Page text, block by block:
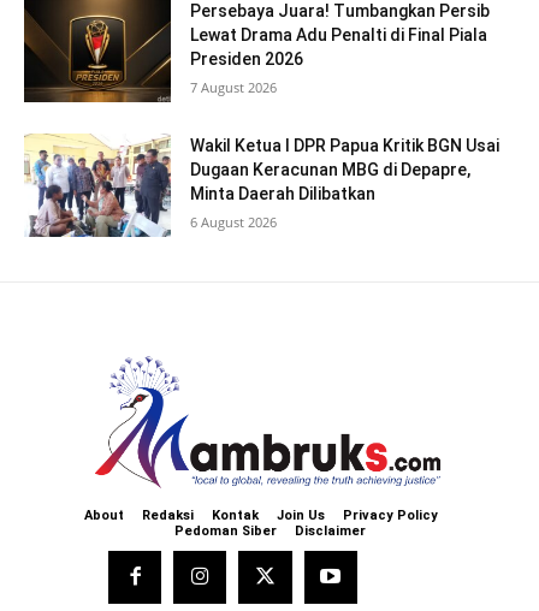
Persebaya Juara! Tumbangkan Persib
Lewat Drama Adu Penalti di Final Piala
Presiden 2026
7 August 2026
Wakil Ketua I DPR Papua Kritik BGN Usai
Dugaan Keracunan MBG di Depapre,
Minta Daerah Dilibatkan
6 August 2026
About Redaksi Kontak Join Us
Privacy Policy
Pedoman Siber
Disclaimer